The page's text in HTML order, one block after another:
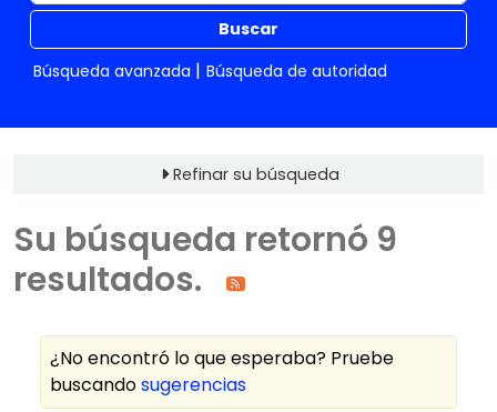
Buscar
Búsqueda avanzada
Búsqueda de autoridad
Refinar su búsqueda
Su búsqueda retornó 9
resultados.
¿No encontró lo que esperaba? Pruebe
buscandosugerencias